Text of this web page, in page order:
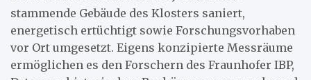
stammende Gebäude des Klosters saniert,
energetisch ertüchtigt sowie Forschungsvorhaben
vor Ort umgesetzt. Eigens konzipierte Messräume
ermöglichen es den Forschern des Fraunhofer IBP,